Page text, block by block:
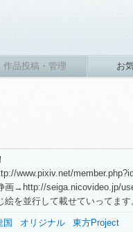
作品投稿・管理 お
www.pixiv.net/
画→http://seiga.nicovideo.jp/
絵を並行して載せていってます
国 オリジナル 東方Project